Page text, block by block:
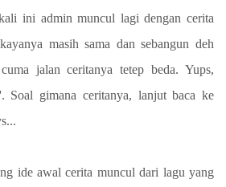
ini admin muncul lagi dengan cerita
masih sama dan sebangun deh
jalan ceritanya tetep beda. Yups,
'. Soal gimana ceritanya, lanjut baca ke
ide awal cerita muncul dari lagu yang